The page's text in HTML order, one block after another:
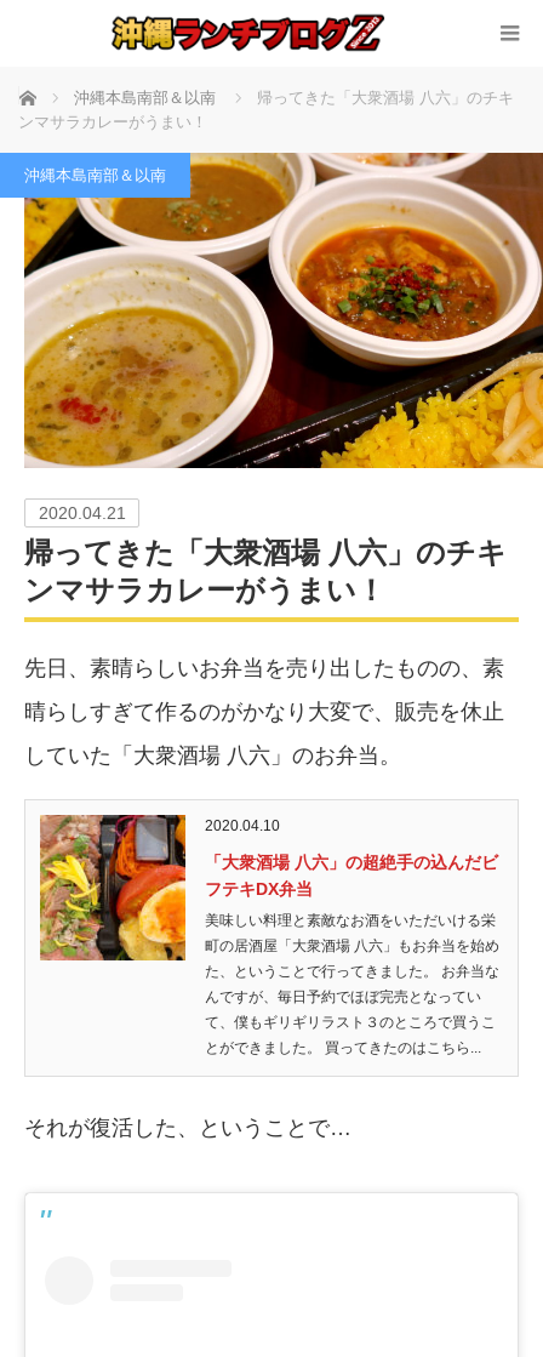
ホーム 沖縄本島南部＆以南
帰ってきた「大衆酒場 八六」のチキ
ンマサラカレーがうまい！
沖縄本島南部＆以南
2020.04.21
帰ってきた「大衆酒場 八六」のチキ
ンマサラカレーがうまい！
先日、素晴らしいお弁当を売り出したものの、素
晴らしすぎて作るのがかなり大変で、販売を休止
していた「大衆酒場 八六」のお弁当。
2020.04.10
「大衆酒場 八六」の超絶手の込んだビ
フテキDX弁当
美味しい料理と素敵なお酒をいただいける栄
町の居酒屋「大衆酒場 八六」もお弁当を始め
た、ということで行ってきました。 お弁当な
んですが、毎日予約でほぼ完売となってい
て、僕もギリギリラスト３のところで買うこ
とができました。 買ってきたのはこちら...
それが復活した、ということで…